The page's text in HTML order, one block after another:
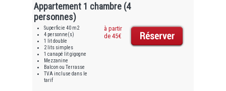
Appartement 1 chambre (4
personnes)
Superficie 40 m2
4 personne(s)
1 lit double
2 lits simples
1 canapé lit gigogne
Mezzanine
Balcon ou Terrasse
TVA incluse dans le
tarif
à partir
de 45€